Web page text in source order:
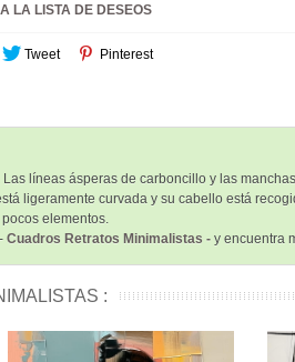
LA LISTA DE DESEOS
Tweet Pinterest
líneas ásperas de carboncillo y las
ligeramente curvada y su cabello está
elementos.
Cuadros Retratos Minimalistas - y encuentra
: